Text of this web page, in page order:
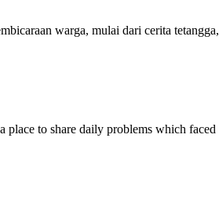
warga, mulai dari cerita
place to share daily problems which faced